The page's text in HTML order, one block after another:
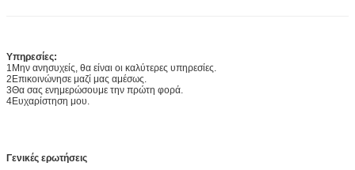
Υπηρεσίες:
1Μην ανησυχείς, θα είναι οι καλύτερες υπηρεσίες.
2Επικοινώνησε μαζί μας αμέσως.
3Θα σας ενημερώσουμε την πρώτη φορά.
4Ευχαρίστηση μου.
Γενικές ερωτήσεις